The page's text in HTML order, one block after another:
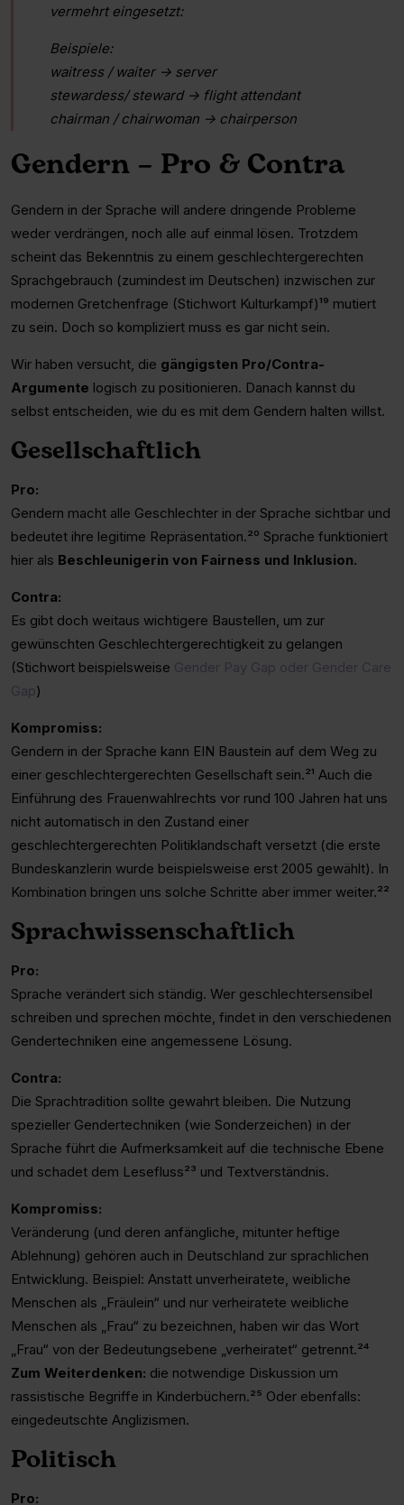
vermehrt eingesetzt:
Beispiele:
waitress / waiter → server
stewardess/ steward → flight attendant
chairman / chairwoman → chairperson
Gendern – Pro & Contra
Gendern in der Sprache will andere dringende Probleme
weder verdrängen, noch alle auf einmal lösen. Trotzdem
scheint das Bekenntnis zu einem geschlechtergerechten
Sprachgebrauch (zumindest im Deutschen) inzwischen zur
modernen Gretchenfrage (Stichwort Kulturkampf)¹⁹ mutiert
zu sein. Doch so kompliziert muss es gar nicht sein.
Wir haben versucht, die gängigsten Pro/Contra-
Argumente logisch zu positionieren. Danach kannst du
selbst entscheiden, wie du es mit dem Gendern halten willst.
Gesellschaftlich
Pro:
Gendern macht alle Geschlechter in der Sprache sichtbar und
bedeutet ihre legitime Repräsentation.²⁰ Sprache funktioniert
hier als Beschleunigerin von Fairness und Inklusion.
Contra:
Es gibt doch weitaus wichtigere Baustellen, um zur
gewünschten Geschlechtergerechtigkeit zu gelangen
(Stichwort beispielsweise Gender Pay Gap oder Gender Care
Gap)
Kompromiss:
Gendern in der Sprache kann EIN Baustein auf dem Weg zu
einer geschlechtergerechten Gesellschaft sein.²¹ Auch die
Einführung des Frauenwahlrechts vor rund 100 Jahren hat uns
nicht automatisch in den Zustand einer
geschlechtergerechten Politiklandschaft versetzt (die erste
Bundeskanzlerin wurde beispielsweise erst 2005 gewählt). In
Kombination bringen uns solche Schritte aber immer weiter.²²
Sprachwissenschaftlich
Pro:
Sprache verändert sich ständig. Wer geschlechtersensibel
schreiben und sprechen möchte, findet in den verschiedenen
Gendertechniken eine angemessene Lösung.
Contra:
Die Sprachtradition sollte gewahrt bleiben. Die Nutzung
spezieller Gendertechniken (wie Sonderzeichen) in der
Sprache führt die Aufmerksamkeit auf die technische Ebene
und schadet dem Lesefluss²³ und Textverständnis.
Kompromiss:
Veränderung (und deren anfängliche, mitunter heftige
Ablehnung) gehören auch in Deutschland zur sprachlichen
Entwicklung. Beispiel: Anstatt unverheiratete, weibliche
Menschen als „Fräulein“ und nur verheiratete weibliche
Menschen als „Frau“ zu bezeichnen, haben wir das Wort
„Frau“ von der Bedeutungsebene „verheiratet“ getrennt.²⁴
Zum Weiterdenken: die notwendige Diskussion um
rassistische Begriffe in Kinderbüchern.²⁵ Oder ebenfalls:
eingedeutschte Anglizismen.
Politisch
Pro: